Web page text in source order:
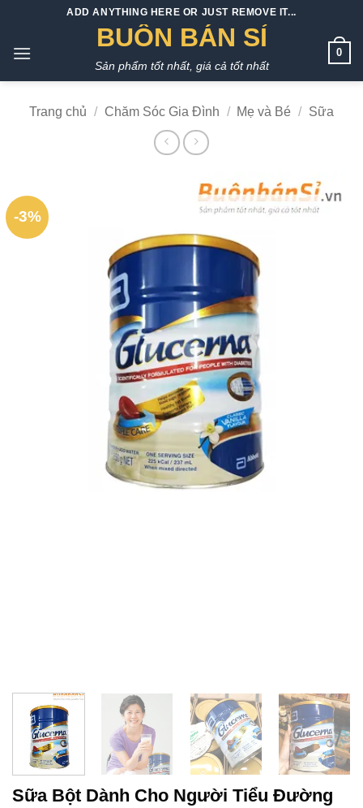
nội
ADD ANYTHING HERE OR JUST REMOVE IT...
BUÔN BÁN SỈ
Sản phẩm tốt nhất, giá cả tốt nhất
0
Trang chủ / Chăm Sóc Gia Đình / Mẹ và Bé / Sữa
-3%
Sữa Bột Dành Cho Người Tiểu Đường